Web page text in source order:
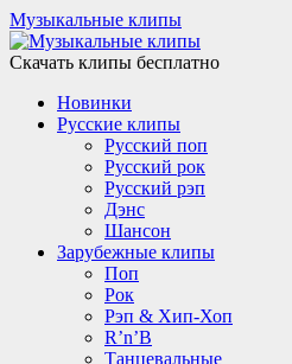
Музыкальные клипы
Скачать клипы бесплатно
Новинки
Русские клипы
Русский поп
Русский рок
Русский рэп
Дэнс
Шансон
Зарубежные клипы
Поп
Рок
Рэп & Хип-Хоп
R’n’B
Танцевальные